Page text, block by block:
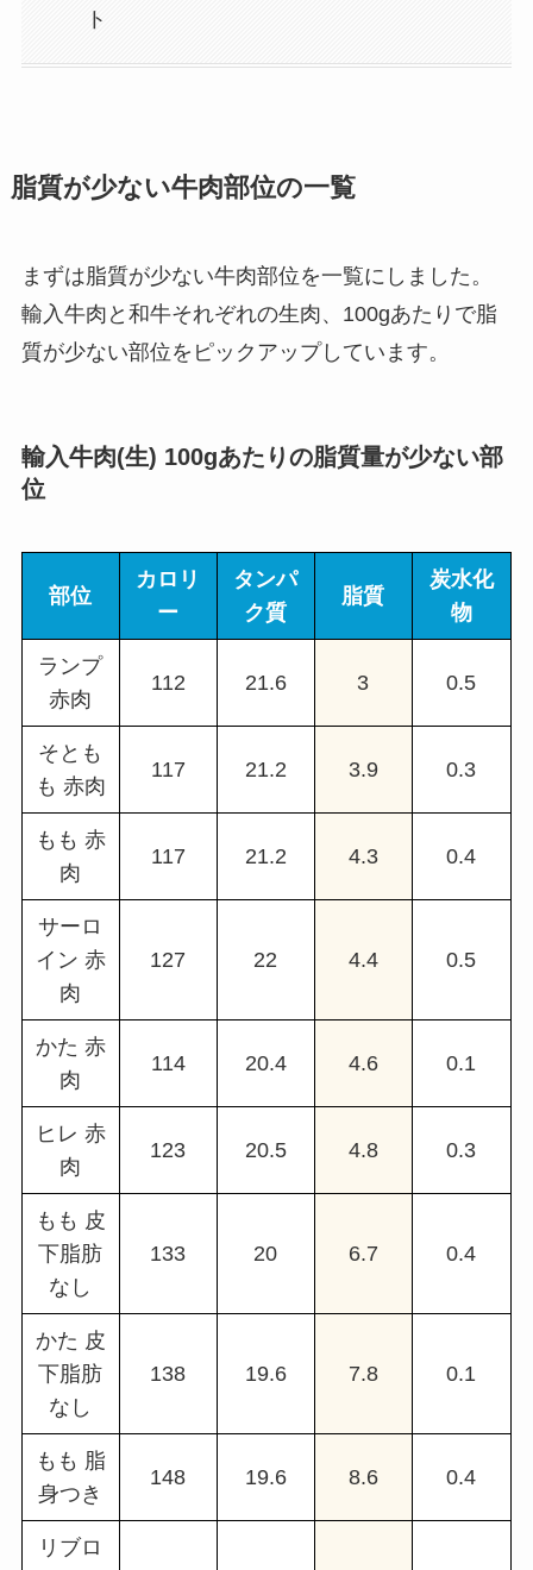
ト
脂質が少ない牛肉部位の一覧
まずは脂質が少ない牛肉部位を一覧にしました。
輸入牛肉と和牛それぞれの生肉、100gあたりで脂
質が少ない部位をピックアップしています。
輸入牛肉(生) 100gあたりの脂質量が少ない部
位
部位
カロリ
ー
タンパ
ク質
脂質
炭水化
物
ランプ
赤肉
112 21.6 3 0.5
そとも
も 赤肉
117 21.2 3.9 0.3
もも 赤
肉
117 21.2 4.3 0.4
サーロ
イン 赤
肉
127 22 4.4 0.5
かた 赤
肉
114 20.4 4.6 0.1
ヒレ 赤
肉
123 20.5 4.8 0.3
もも 皮
下脂肪
なし
133 20 6.7 0.4
かた 皮
下脂肪
なし
138 19.6 7.8 0.1
もも 脂
身つき
148 19.6 8.6 0.4
リブロ